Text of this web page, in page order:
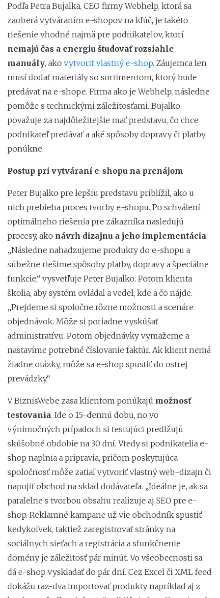
Podľa Petra Bujalka, CEO firmy Webhelp, ktorá sa
zaoberá vytváraním e-shopov na kľúč, je takéto
riešenie vhodné najmä pre podnikateľov, ktorí
nemajú čas a energiu študovať rozsiahle
manuály, ako vytvoriť vlastný e-shop. Záujemca len
musí dodať materiály so sortimentom, ktorý bude
predávať na e-shope. Firma ako je Webhelp, následne
pomôže s technickými záležitosťami. Bujalko
považuje za najdôležitejšie mať predstavu, čo chce
podnikateľ predávať a aké spôsoby dopravy či platby
ponúkne.
Postup pri vytváraní e-shopu na prenájom
Peter Bujalko pre lepšiu predstavu priblížil, ako u
nich prebieha proces tvorby e-shopu. Po schválení
optimálneho riešenia pre zákazníka nasledujú
procesy, ako návrh dizajnu a jeho implementácia.
„Následne nahadzujeme produkty do e-shopu a
súbežne riešime spôsoby platby, dopravy a špeciálne
funkcie,“ vysvetľuje Peter Bujalko. Potom klienta
školia, aby systém ovládal a vedel, kde a čo nájde.
„Prejdeme si spoločne rôzne možnosti a scenáre
objednávok. Môže si poriadne vyskúšať
administratívu. Potom objednávky vymažeme a
nastavíme potrebné číslovanie faktúr. Ak klient nemá
žiadne otázky, môže sa e-shop spustiť do ostrej
prevádzky.“
V BiznisWebe zasa klientom ponúkajú možnosť
testovania. Ide o 15-dennú dobu, no vo
výnimočných prípadoch si testujúci predlžujú
skúšobné obdobie na 30 dní. Vtedy si podnikatelia e-
shop naplnia a pripravia, pričom poskytujúca
spoločnosť môže zatiaľ vytvoriť vlastný web-dizajn či
napojiť obchod na sklad dodávateľa. „Ideálne je, ak sa
paralelne s tvorbou obsahu realizuje aj SEO pre e-
shop. Reklamné kampane už vie obchodník spustiť
kedykoľvek, taktiež zaregistrovať stránky na
sociálnych sieťach a registrácia a sfunkčnenie
domény je záležitosť pár minút. Vo všeobecnosti sa
dá e-shop vyskladať do pár dní. Cez Excel či XML feed
dokážu raz-dva importovať produkty napríklad aj z